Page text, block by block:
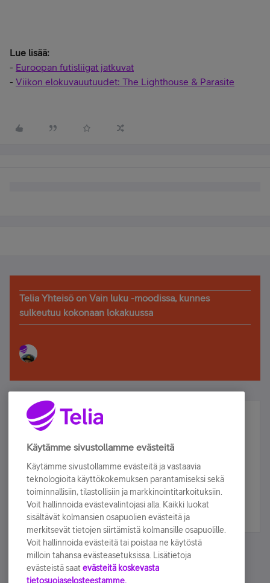
Lue lisää:
- Euroopan futisliigat jatkuvat
- Viikon elokuvauutuudet: The Lighthouse & Parasite
Telia Yhteisö on Vain luku -moodissa, kunnes
sulkeutuu kokonaan lokakuussa
Älä jää paitsi – osallistu ja voita!
Tilaa Telian uutiskirje ja olet mukana arvonnassa.
sähköpostiisi.
Tilaa nyt
Käytämme sivustollamme evästeitä
Käytämme sivustollamme evästeitä ja vastaavia
teknologioita käyttökokemuksen parantamiseksi sekä
toiminnallisiin, tilastollisiin ja markkinointitarkoituksiin.
Voit hallinnoida evästevalintojasi alla. Kaikki luokat
sisältävät kolmansien osapuolien evästeitä ja
merkitsevät tietojen siirtämistä kolmansille osapuolille.
Voit hallinnoida evästeitä tai poistaa ne käytöstä
milloin tahansa evästeasetuksissa. Lisätietoja
evästeistä saat evästeitä koskevasta
tietosuojaselosteestamme.